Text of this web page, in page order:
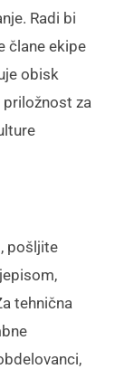
Radi bi
člane ekipe
obisk
priložnost za
pošljite
tehnična